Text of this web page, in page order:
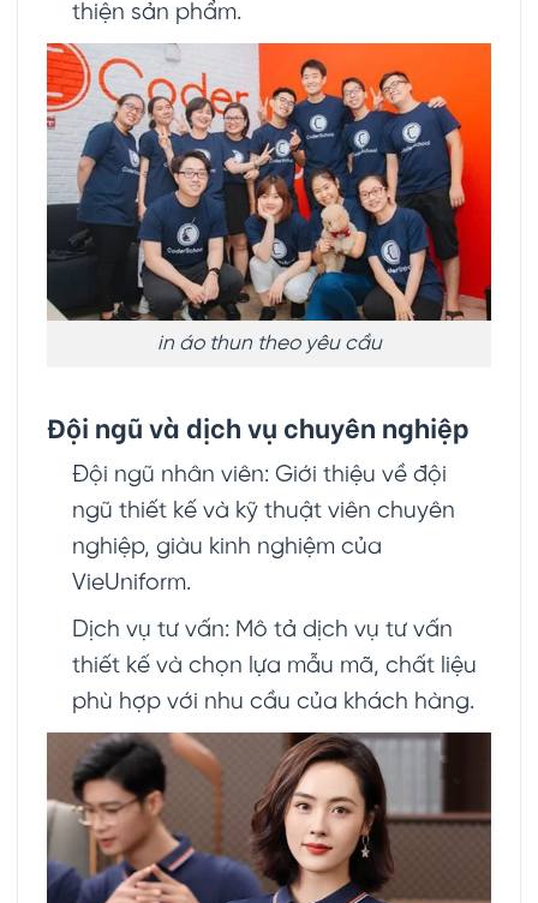
thiện sản phẩm.
in áo thun theo yêu cầu
Đội ngũ và dịch vụ chuyên nghiệp
Đội ngũ nhân viên: Giới thiệu về đội
ngũ thiết kế và kỹ thuật viên chuyên
nghiệp, giàu kinh nghiệm của
VieUniform.
Dịch vụ tư vấn: Mô tả dịch vụ tư vấn
thiết kế và chọn lựa mẫu mã, chất liệu
phù hợp với nhu cầu của khách hàng.